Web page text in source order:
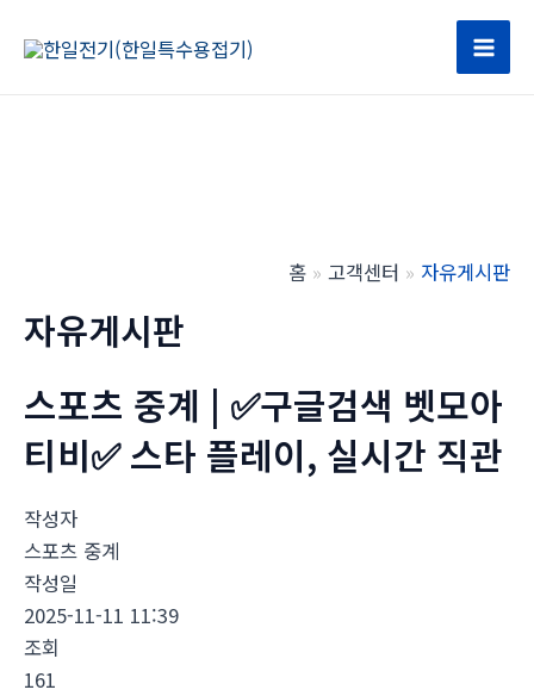
Main
홈 고객센터 자유게시판
자유게시판
스포츠 중계 | ✅구글검색 벳모아
티비✅ 스타 플레이, 실시간 직관
작성자
스포츠 중계
작성일
2025-11-11 11:39
조회
161